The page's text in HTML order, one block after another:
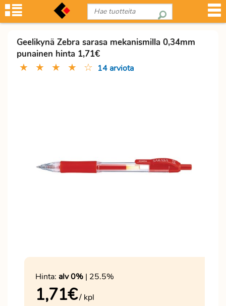
Geelikynä Zebra sarasa mekanismilla 0,34mm
punainen hinta 1,71€
★ ★ ★ ★ ☆ 14 arviota
Hinta: alv 0% | 25.5%
1,71€/ kpl